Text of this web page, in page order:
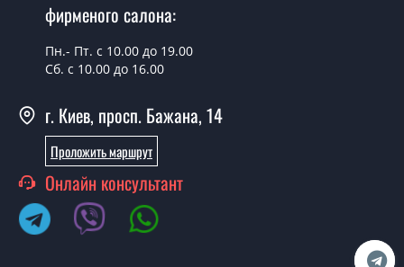
Какая стоимость самых дешевых
От 5200 грн.
Нужны двери входные эконом
класса, что посоветуете?
Каждый наш совет индивидуальный, в том числе и по
поводу входных дверей эконом класса. Попробуйте
обратиться к нашим менеджерам любым удобным
Вам способом - мы подберем недорогой вариант.
фирменого салона:
Пн.- Пт. с 10.00 до 19.00
Сб. с 10.00 до 16.00
г. Киев, просп. Бажана, 14
Проложить маршрут
Онлайн консультант